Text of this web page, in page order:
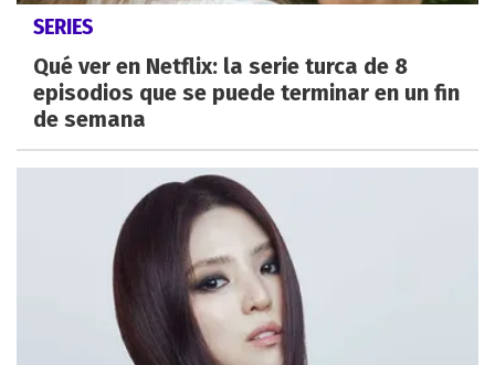
SERIES
Qué ver en Netflix: la serie turca de 8
episodios que se puede terminar en un fin
de semana